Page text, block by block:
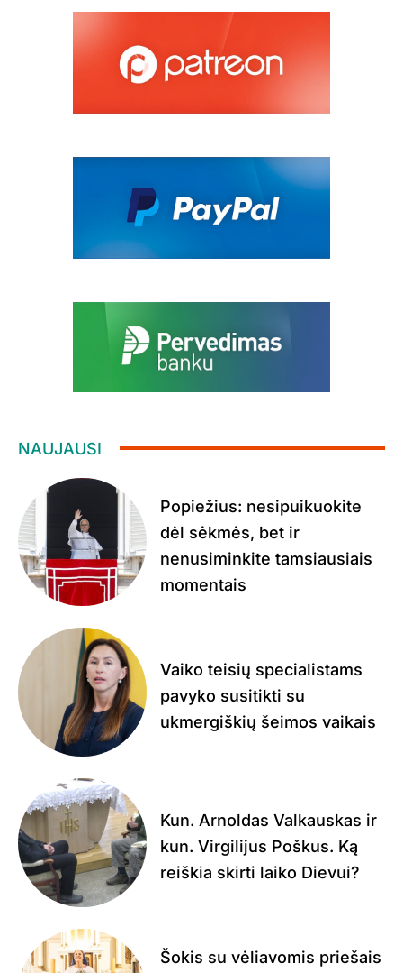
NAUJAUSI
Popiežius: nesipuikuokite
dėl sėkmės, bet ir
nenusiminkite tamsiausiais
momentais
Vaiko teisių specialistams
pavyko susitikti su
ukmergiškių šeimos vaikais
Kun. Arnoldas Valkauskas ir
kun. Virgilijus Poškus. Ką
reiškia skirti laiko Dievui?
Šokis su vėliavomis priešais